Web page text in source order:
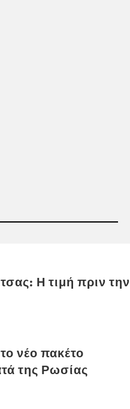
Η τιμή πριν την
νέο πακέτο
της Ρωσίας